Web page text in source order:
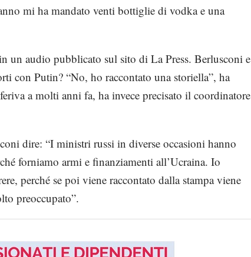
mi ha mandato venti bottiglie di vodka e una
un audio pubblicato sul sito di La Press. Berlusconi e
con Putin? “No, ho raccontato una storiella”, ha
a molti anni fa, ha invece precisato il coordinatore
dire: “I ministri russi in diverse occasioni hanno
forniamo armi e finanziamenti all’Ucraina. Io
perché se poi viene raccontato dalla stampa viene
preoccupato”.